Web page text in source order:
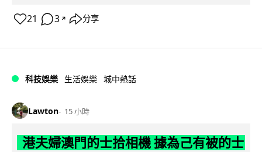
21 3 ↗ 分享
科技娛樂 生活娛樂 城中熱話
Lawton 15 小時
港夫婦澳門的士拾相機 據為己有被的士